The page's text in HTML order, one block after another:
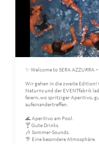
✨ Welcome to SERA AZZURRA –
Wir gehen in die zweite Edition!
Naturns und der EVENTfabrik
feiern, wo spritziger Aperitivo,
aufeinandertreffen.
🌊 Aperitivo am Pool.
🍸 Gute Drinks.
🎶 Sommer-Sounds.
🌴 Eine besondere Atmosphäre.